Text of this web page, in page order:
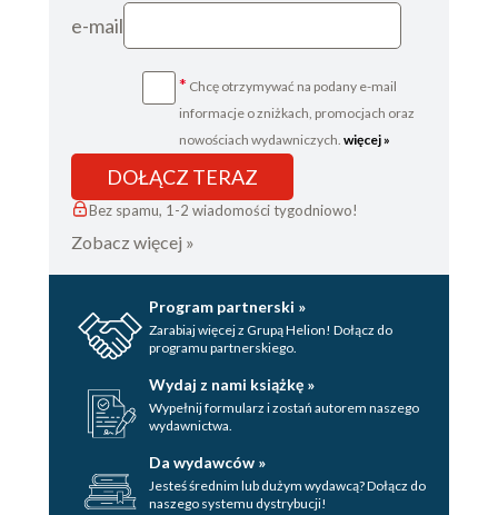
e-mail
* Chcę otrzymywać na podany e-mail
informacje o zniżkach, promocjach oraz
nowościach wydawniczych. więcej »
DOŁĄCZ TERAZ
Bez spamu, 1-2 wiadomości tygodniowo!
Zobacz więcej »
Program partnerski »
Zarabiaj więcej z Grupą Helion! Dołącz do
programu partnerskiego.
Wydaj z nami książkę »
Wypełnij formularz i zostań autorem naszego
wydawnictwa.
Da wydawców »
Jesteś średnim lub dużym wydawcą? Dołącz do
naszego systemu dystrybucji!